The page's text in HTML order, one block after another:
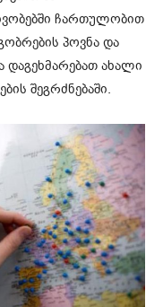
ჩართულობით
პოვნა და
დაგეხმარებათ ახალი
შეგრძნებაში.